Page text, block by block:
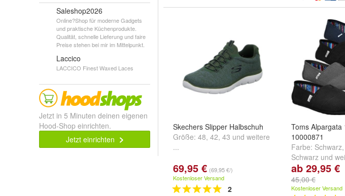
Saleshop2026
Online?Shop für moderne Gadgets
und praktische Küchenprodukte.
Qualität, schnelle Lieferung und faire
Preise stehen bei mir im Mittelpunkt.
Laccico
LACCICO Finest Waxed Laces
Jetzt in 5 Minuten deinen eigenen
Hood-Shop einrichten.
Jetzt einrichten
Skechers Slipper Halbschuh
Größe: 48, 42, 43 und weitere
...
69,95 € (69,95 €/)
Kostenloser Versand
2
Toms Alpargata
10000871
Farbe: Schwarz,
Schwarz und
ab 29,95 €
45,00 €
Kostenloser Versand